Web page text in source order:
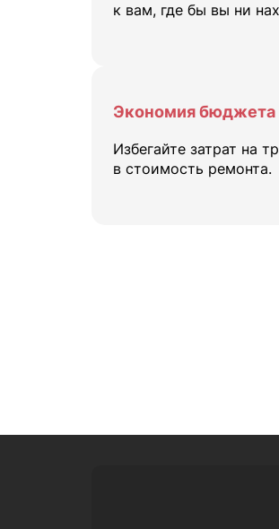
к вам, где бы вы ни
Экономия бюджета
Избегайте затрат на
в стоимость ремонта.